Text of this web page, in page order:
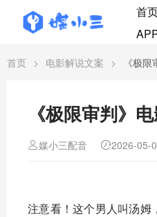
首
首页 > 电影解说文案 > 《极
《极限审判》
媒小三配音 2026-05-
注意看！这个男人叫汤